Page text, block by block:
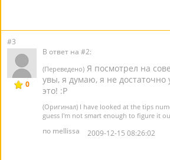
#3
0
В ответ на #2:
(Переведено) Я посмотрел на
увы, я думаю, я не
это! :P
(Оригинал) I have looked at the tips
guess I'm not smart enough to figure it
по mellissa 2009-12-15 08:26:02